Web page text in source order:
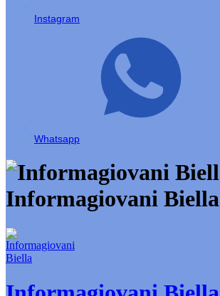
Instagram
Whatsapp
Informagiovani Biella